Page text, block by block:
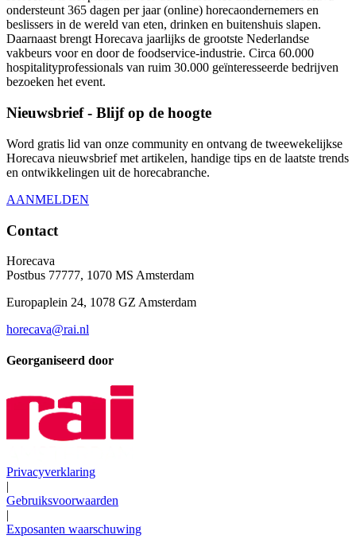
ondersteunt 365 dagen per jaar (online) horecaondernemers en
beslissers in de wereld van eten, drinken en buitenshuis slapen.
Daarnaast brengt Horecava jaarlijks de grootste Nederlandse
vakbeurs voor en door de foodservice-industrie. Circa 60.000
hospitalityprofessionals van ruim 30.000 geïnteresseerde bedrijven
bezoeken het event.
Nieuwsbrief - Blijf op de hoogte
Word gratis lid van onze community en ontvang de tweewekelijkse
Horecava nieuwsbrief met artikelen, handige tips en de laatste trends
en ontwikkelingen uit de horecabranche.
AANMELDEN
Contact
Horecava
Postbus 77777, 1070 MS Amsterdam
Europaplein 24, 1078 GZ Amsterdam
horecava@rai.nl
Georganiseerd door
Privacyverklaring
|
Gebruiksvoorwaarden
|
Exposanten waarschuwing